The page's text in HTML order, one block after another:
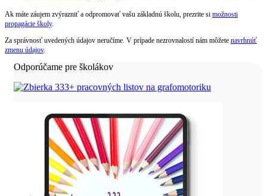
Ak máte záujem zvýrazniť a odpromovať vašu základnú školu, prezrite si možnosti
propagácie školy.
Za správnosť uvedených údajov neručíme. V prípade nezrovnalostí nám môžete navrhnúť
zmenu údajov.
Odporúčame pre školákov